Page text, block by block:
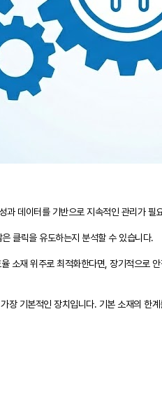
과 데이터를 기반으로 지속적인 관리가 필
클릭을 유도하는지 분석할 수 있습니다.
소재 위주로 최적화한다면, 장기적으로
장 기본적인 장치입니다. 기본 소재의 한